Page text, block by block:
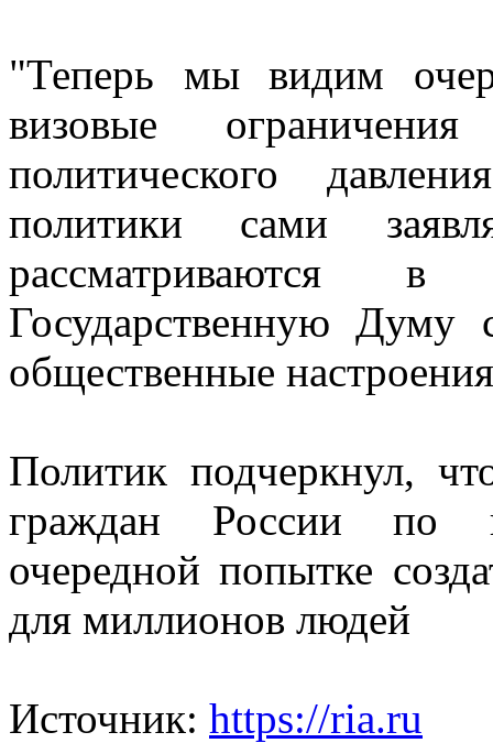
"Теперь мы видим
визовые
политического
политики сами
рассматриваются
Государственную Думу
общественные
Политик подчеркнул,
граждан России по
очередной попытке
для миллионов людей
Источник: https://ria.ru